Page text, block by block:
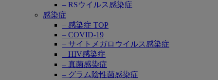
– RSウイルス感染症
感染症
– 感染症 TOP
– COVID-19
– サイトメガロウイルス感染症
– HIV感染症
– 真菌感染症
– グラム陰性菌感染症